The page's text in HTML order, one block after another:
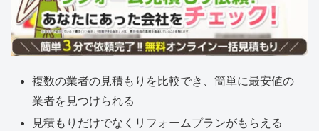
複数の業者の見積もりを比較でき、簡単に最安値の
業者を見つけられる
見積もりだけでなくリフォームプランがもらえる